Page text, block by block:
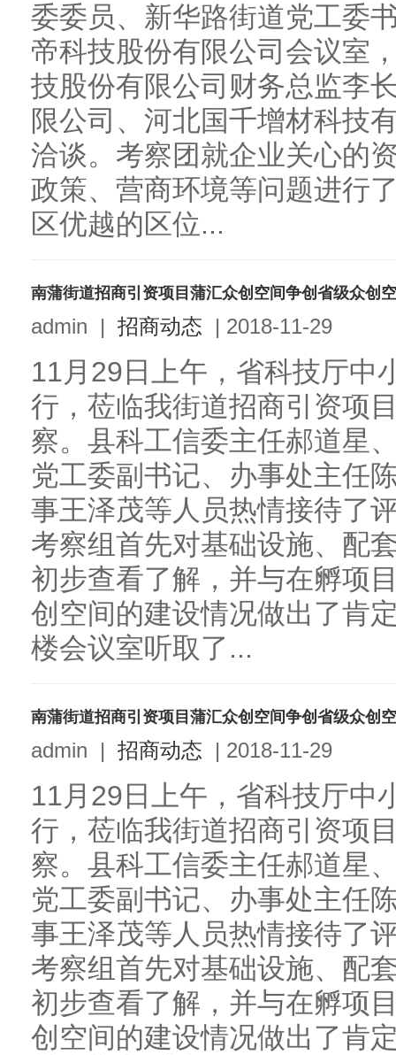
委委员、新华路街道党工委
帝科技股份有限公司会议室
技股份有限公司财务总监李
限公司、河北国千增材科技
洽谈。考察团就企业关心的
政策、营商环境等问题进行
区优越的区位...
南蒲街道招商引资项目蒲汇众创空间争创省级众创
admin | 招商动态 | 2018-11-29
11月29日上午，省科技厅中
行，莅临我街道招商引资项
察。县科工信委主任郝道星
党工委副书记、办事处主任
事王泽茂等人员热情接待了
考察组首先对基础设施、配
初步查看了解，并与在孵项
创空间的建设情况做出了肯
楼会议室听取了...
南蒲街道招商引资项目蒲汇众创空间争创省级众创
admin | 招商动态 | 2018-11-29
11月29日上午，省科技厅中
行，莅临我街道招商引资项
察。县科工信委主任郝道星
党工委副书记、办事处主任
事王泽茂等人员热情接待了
考察组首先对基础设施、配
初步查看了解，并与在孵项
创空间的建设情况做出了肯